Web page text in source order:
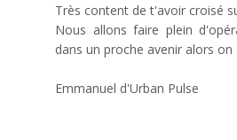
Très content de t'avoir croisé
Nous allons faire plein
dans un proche avenir alors
Emmanuel d'Urban Pulse